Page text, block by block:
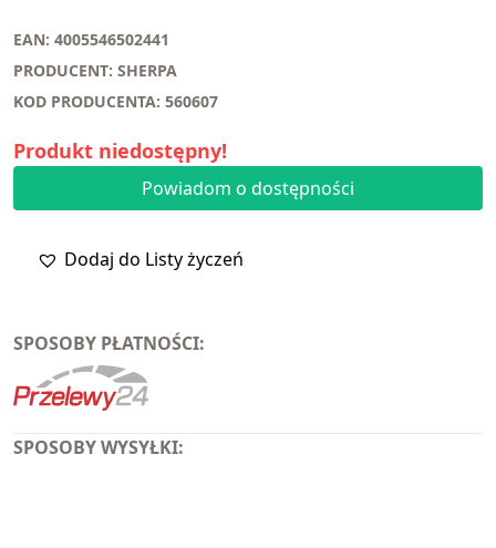
EAN: 4005546502441
PRODUCENT: SHERPA
KOD PRODUCENTA: 560607
Produkt niedostępny!
Powiadom o dostępności
Dodaj do Listy życzeń
SPOSOBY PŁATNOŚCI:
SPOSOBY WYSYŁKI: